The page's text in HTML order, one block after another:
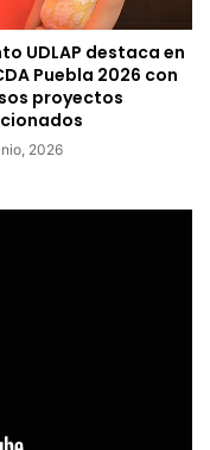
UDLAP destaca en
Puebla 2026 con
proyectos
2026